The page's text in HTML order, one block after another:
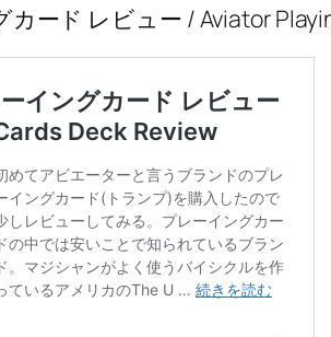
ード レビュー / Aviator